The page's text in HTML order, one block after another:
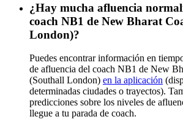
¿Hay mucha afluencia
coach NB1 de New Bharat
London)?
Puedes encontrar información en
de afluencia del coach NB1 de New
(Southall London) en la aplicación
determinadas ciudades o trayectos).
predicciones sobre los niveles de
llegue a tu parada de coach.